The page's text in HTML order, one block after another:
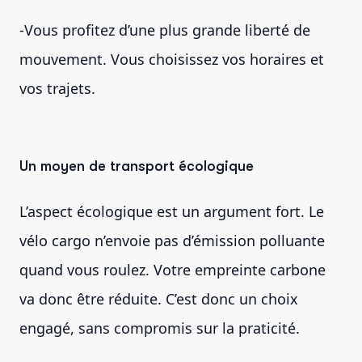
-Vous profitez d’une plus grande liberté de
mouvement. Vous choisissez vos horaires et
vos trajets.
Un moyen de transport écologique
L’aspect écologique est un argument fort. Le
vélo cargo n’envoie pas d’émission polluante
quand vous roulez. Votre empreinte carbone
va donc être réduite. C’est donc un choix
engagé, sans compromis sur la praticité.